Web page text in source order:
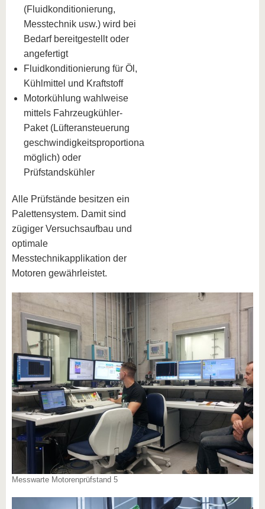
(Fluidkonditionierung,
Messtechnik usw.) wird bei
Bedarf bereitgestellt oder
angefertigt
Fluidkonditionierung für Öl,
Kühlmittel und Kraftstoff
Motorkühlung wahlweise
mittels Fahrzeugkühler-
Paket (Lüfteransteuerung
geschwindigkeitsproportional
möglich) oder
Prüfstandskühler
Alle Prüfstände besitzen ein
Palettensystem. Damit sind
zügiger Versuchsaufbau und
optimale
Messtechnikapplikation der
Motoren gewährleistet.
Messwarte Motorenprüfstand 5